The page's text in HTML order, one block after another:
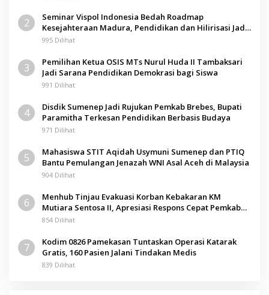
2
Seminar Vispol Indonesia Bedah Roadmap
Kesejahteraan Madura, Pendidikan dan Hilirisasi Jadi
Kunci
995 Dilihat
3
Pemilihan Ketua OSIS MTs Nurul Huda II Tambaksari
Jadi Sarana Pendidikan Demokrasi bagi Siswa
991 Dilihat
4
Disdik Sumenep Jadi Rujukan Pemkab Brebes, Bupati
Paramitha Terkesan Pendidikan Berbasis Budaya
971 Dilihat
5
Mahasiswa STIT Aqidah Usymuni Sumenep dan PTIQ
Bantu Pemulangan Jenazah WNI Asal Aceh di Malaysia
904 Dilihat
6
Menhub Tinjau Evakuasi Korban Kebakaran KM
Mutiara Sentosa II, Apresiasi Respons Cepat Pemkab
Sumenep
854 Dilihat
7
Kodim 0826 Pamekasan Tuntaskan Operasi Katarak
Gratis, 160 Pasien Jalani Tindakan Medis
839 Dilihat